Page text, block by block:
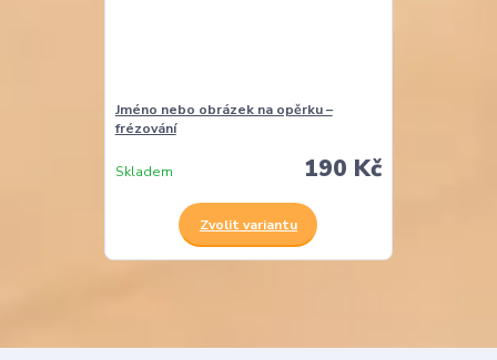
Jméno nebo obrázek na opěrku –
frézování
190 Kč
Skladem
Zvolit variantu